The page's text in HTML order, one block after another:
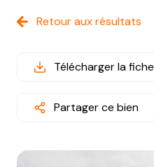
VENTES
VENDUS
E-MAIL
Retour aux résultats
Télécharger la fiche
Partager ce bien